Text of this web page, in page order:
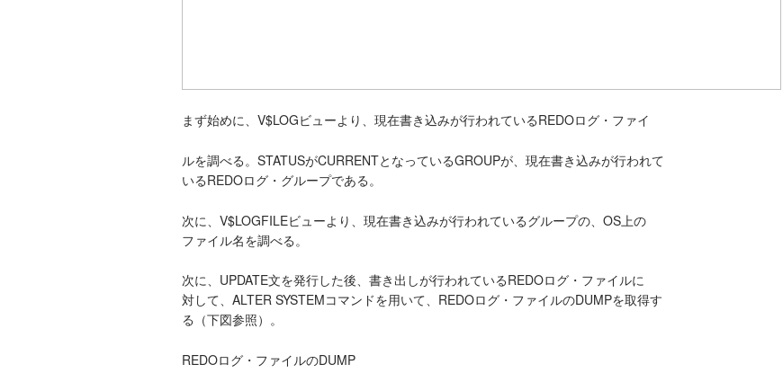
まず始めに、V$LOGビューより、現在書き込みが行われているREDOログ・ファイ
ルを調べる。STATUSがCURRENTとなっているGROUPが、現在書き込みが行われて
いるREDOログ・グループである。
次に、V$LOGFILEビューより、現在書き込みが行われているグループの、OS上の
ファイル名を調べる。
次に、UPDATE文を発行した後、書き出しが行われているREDOログ・ファイルに
対して、ALTER SYSTEMコマンドを用いて、REDOログ・ファイルのDUMPを取得す
る（下図参照）。
REDOログ・ファイルのDUMP